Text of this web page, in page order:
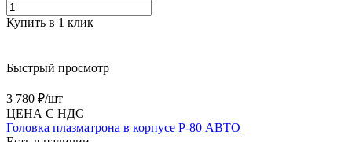
Купить в 1 клик
Быстрый просмотр
3 780 ₽/шт
ЦЕНА С НДС
Головка плазматрона в корпусе P-80 АВТО